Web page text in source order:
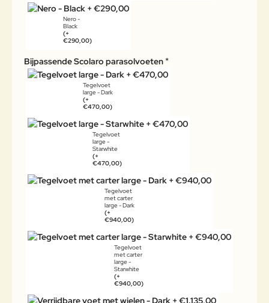
Nero -
Black
(+
€290,00)
Bijpassende Scolaro parasolvoeten
Tegelvoet
large - Dark
(+
€470,00)
Tegelvoet
large -
Starwhite
(+
€470,00)
Tegelvoet
met carter
large - Dark
(+
€940,00)
Tegelvoet
met carter
large -
Starwhite
(+
€940,00)